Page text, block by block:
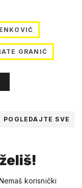
GRANIĆ
POGLEDAJTE SVE
korisnički